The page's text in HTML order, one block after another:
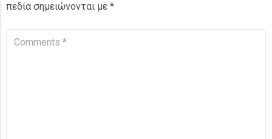
πεδία σημειώνονται με *